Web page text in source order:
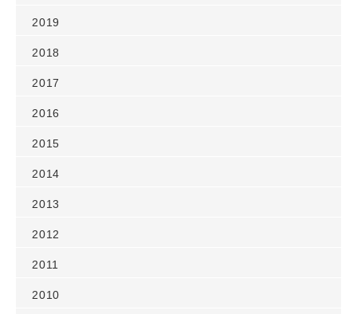
2019
2018
2017
2016
2015
2014
2013
2012
2011
2010